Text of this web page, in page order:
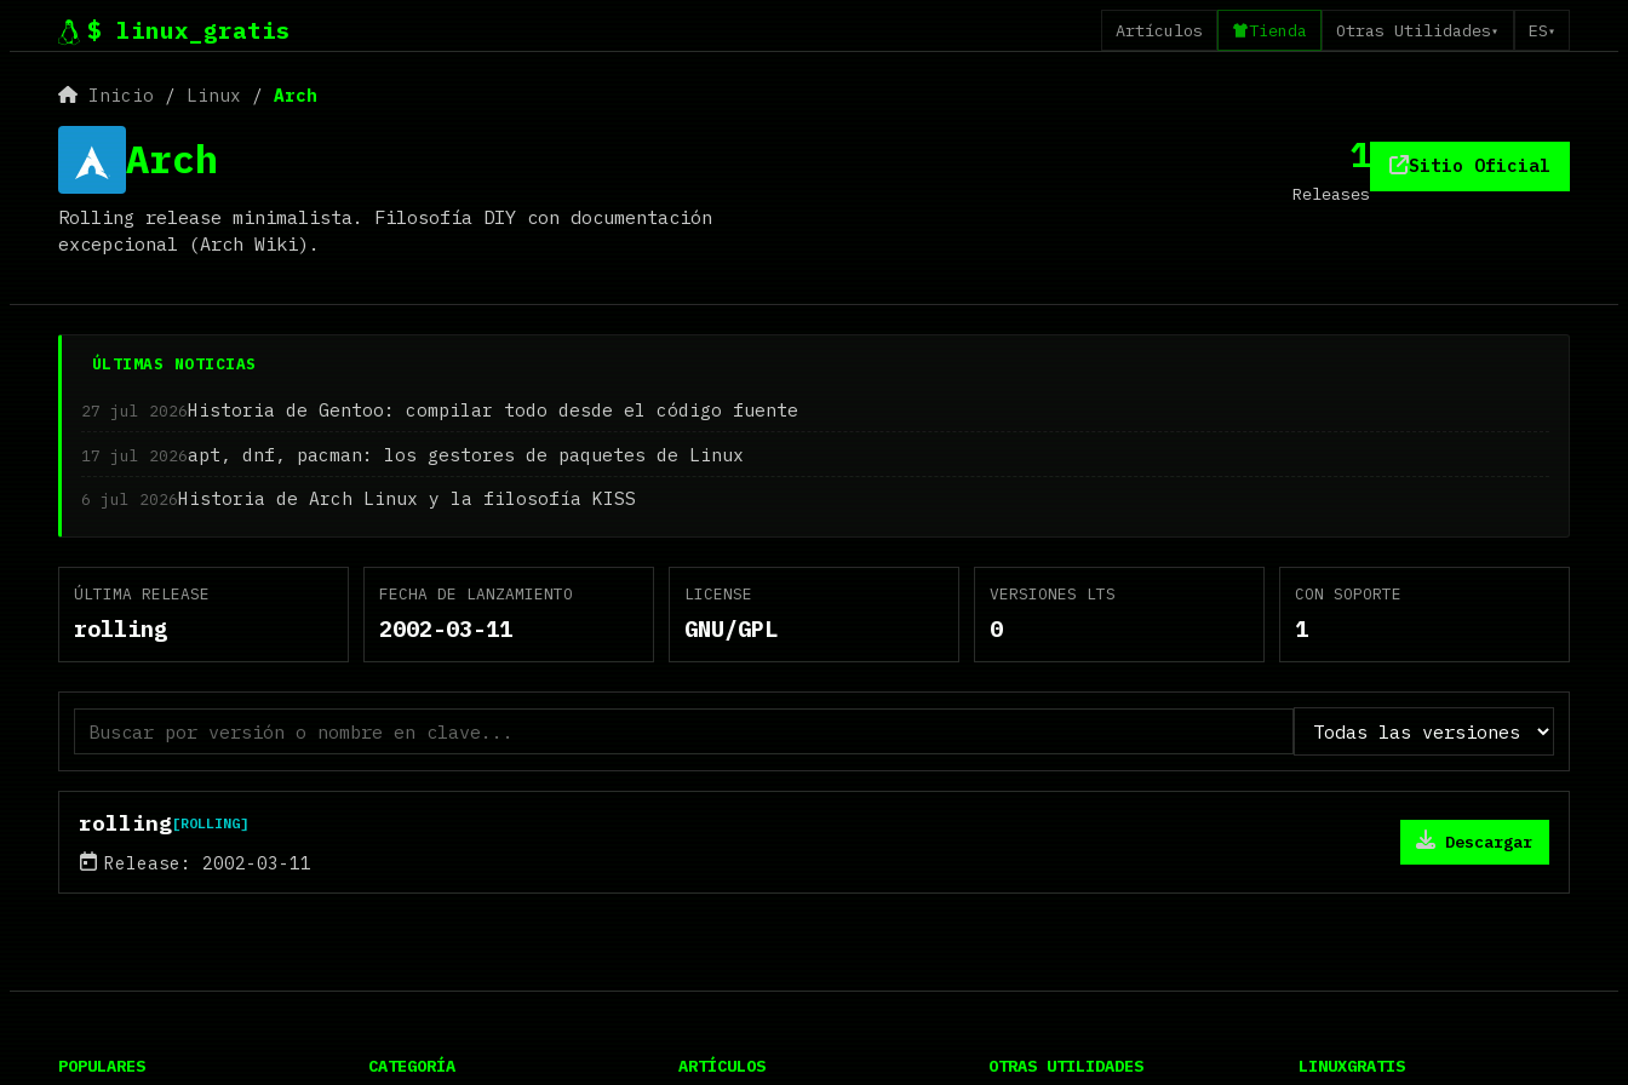
$ linux_gratis Artículos Tienda Otras Utilidades▾ ES▾
Inicio / Linux / Arch
Arch
Rolling release minimalista. Filosofía DIY con documentación
excepcional (Arch Wiki).
1
Releases
Sitio Oficial
ÚLTIMAS NOTICIAS
27 jul 2026Historia de Gentoo: compilar todo desde el código fuente
17 jul 2026apt, dnf, pacman: los gestores de paquetes de Linux
6 jul 2026Historia de Arch Linux y la filosofía KISS
ÚLTIMA RELEASE
rolling
FECHA DE LANZAMIENTO
2002-03-11
LICENSE
GNU/GPL
VERSIONES LTS
0
CON SOPORTE
1
Estado
rolling[ROLLING]
Release: 2002-03-11
Descargar
POPULARES CATEGORÍA ARTÍCULOS OTRAS UTILIDADES LINUXGRATIS